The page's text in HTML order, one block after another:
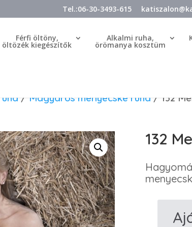
Tel.:06-30-3493-615
Férfi öltöny,
öltözék kiegészítők
Alkalmi ruha,
örömanya kosztüm
/Magyaros menyecske ruha/ 132
132